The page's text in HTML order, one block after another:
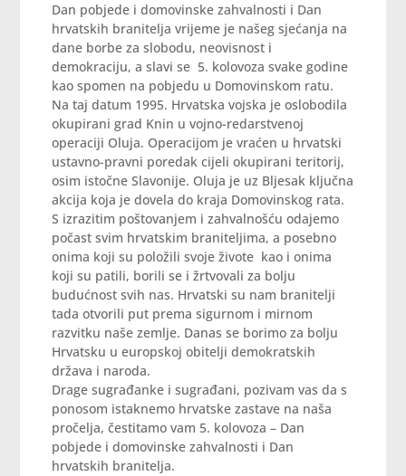
Dan pobjede i domovinske zahvalnosti i Dan
hrvatskih branitelja vrijeme je našeg sjećanja na
dane borbe za slobodu, neovisnost i
demokraciju, a slavi se 5. kolovoza svake godine
kao spomen na pobjedu u Domovinskom ratu.
Na taj datum 1995. Hrvatska vojska je oslobodila
okupirani grad Knin u vojno-redarstvenoj
operaciji Oluja. Operacijom je vraćen u hrvatski
ustavno-pravni poredak cijeli okupirani teritorij,
osim istočne Slavonije. Oluja je uz Bljesak ključna
akcija koja je dovela do kraja Domovinskog rata.
S izrazitim poštovanjem i zahvalnošću odajemo
počast svim hrvatskim braniteljima, a posebno
onima koji su položili svoje živote kao i onima
koji su patili, borili se i žrtvovali za bolju
budućnost svih nas. Hrvatski su nam branitelji
tada otvorili put prema sigurnom i mirnom
razvitku naše zemlje. Danas se borimo za bolju
Hrvatsku u europskoj obitelji demokratskih
država i naroda.
Drage sugrađanke i sugrađani, pozivam vas da s
ponosom istaknemo hrvatske zastave na naša
pročelja, čestitamo vam 5. kolovoza – Dan
pobjede i domovinske zahvalnosti i Dan
hrvatskih branitelja.